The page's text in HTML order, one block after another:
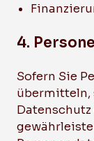
4.
Sofern Sie
übermitteln,